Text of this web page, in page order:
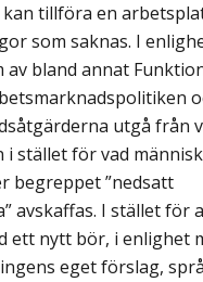
kan tillföra en
som saknas. I
av bland annat
utgå från
i stället för vad
begreppet ”nedsatt
avskaffas. I stället för
ett nytt bör, i enlighet
eget förslag,